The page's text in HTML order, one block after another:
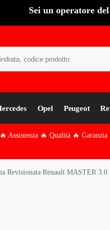
Sei un operatore
Opel Peugeot
🔥 Assistenza 🔥 Qualità 🔥
Revisionata Renault MASTER